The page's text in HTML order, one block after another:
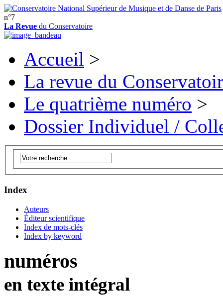
n°7
La Revue du Conservatoire
Accueil >
La revue du
Le quatrième numéro >
Dossier Individuel /
Index
Auteurs
Éditeur scientifique
Index de mots-clés
Index by keyword
numéros
en texte intégral